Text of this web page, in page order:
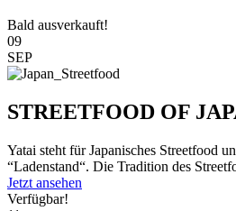
Bald ausverkauft!
09
SEP
STREETFOOD OF
Yatai steht für Japanisches Streetfood
“Ladenstand“. Die Tradition des
Jetzt ansehen
Verfügbar!